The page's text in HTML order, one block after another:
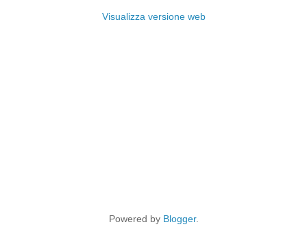
Visualizza versione web
Powered by Blogger.